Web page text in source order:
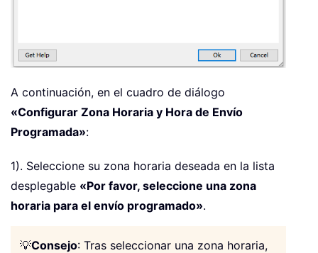
A continuación, en el cuadro de diálogo
«Configurar Zona Horaria y Hora de Envío
Programada»:
1). Seleccione su zona horaria deseada en la lista
desplegable «Por favor, seleccione una zona
horaria para el envío programado».
💡Consejo: Tras seleccionar una zona horaria,